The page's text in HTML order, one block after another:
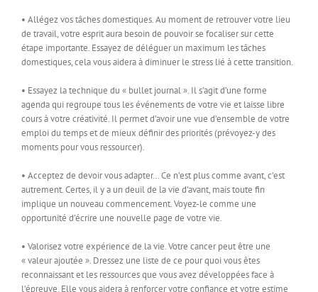
• Allégez vos tâches domestiques. Au moment de retrouver votre lieu
de travail, votre esprit aura besoin de pouvoir se focaliser sur cette
étape importante. Essayez de déléguer un maximum les tâches
domestiques, cela vous aidera à diminuer le stress lié à cette transition.
• Essayez la technique du « bullet journal ». Il s’agit d’une forme
agenda qui regroupe tous les événements de votre vie et laisse libre
cours à votre créativité. Il permet d’avoir une vue d’ensemble de votre
emploi du temps et de mieux définir des priorités (prévoyez-y des
moments pour vous ressourcer).
• Acceptez de devoir vous adapter… Ce n’est plus comme avant, c’est
autrement. Certes, il y a un deuil de la vie d’avant, mais toute fin
implique un nouveau commencement. Voyez-le comme une
opportunité d’écrire une nouvelle page de votre vie.
• Valorisez votre expérience de la vie. Votre cancer peut être une
« valeur ajoutée ». Dressez une liste de ce pour quoi vous êtes
reconnaissant et les ressources que vous avez développées face à
l’épreuve. Elle vous aidera à renforcer votre confiance et votre estime